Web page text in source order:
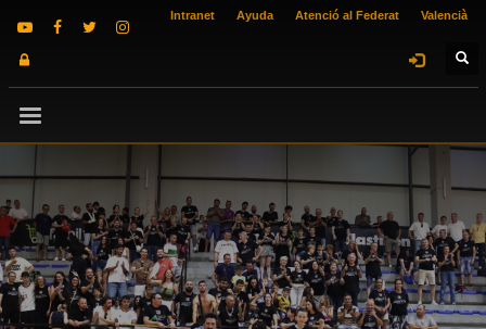
Intranet Ayuda Atenció al Federat Valencià